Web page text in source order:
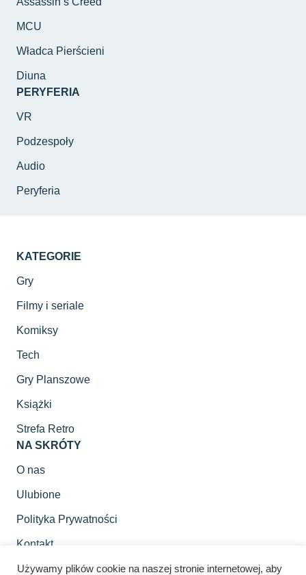
MCU
Władca Pierścieni
Diuna
PERYFERIA
VR
Podzespoły
Audio
Peryferia
KATEGORIE
Gry
Filmy i seriale
Komiksy
Tech
Gry Planszowe
Książki
Strefa Retro
NA SKRÓTY
O nas
Ulubione
Polityka Prywatności
Kontakt
Używamy plików cookie na naszej stronie internetowej, aby